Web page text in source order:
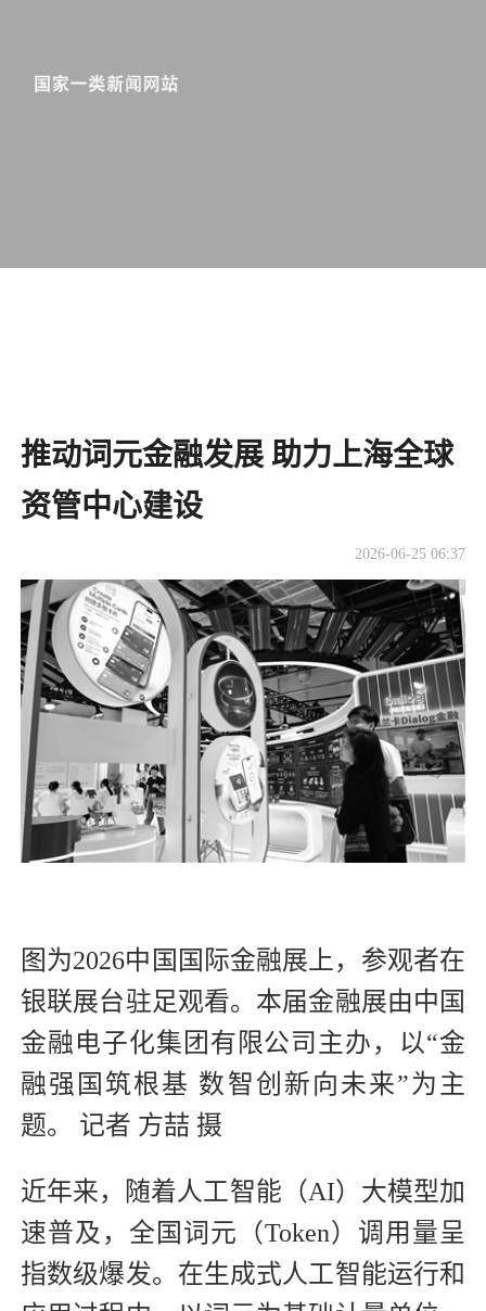
推动词元金融发展 助力上海全球
资管中心建设
2026-06-25 06:37
图为2026中国国际金融展上，参观者在
银联展台驻足观看。本届金融展由中国
金融电子化集团有限公司主办，以“金
融强国筑根基 数智创新向未来”为主
题。 记者 方喆 摄
近年来，随着人工智能（AI）大模型加
速普及，全国词元（Token）调用量呈
指数级爆发。在生成式人工智能运行和